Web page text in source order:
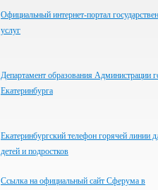
Официальный интернет-портал
услуг
Департамент образования Администрации
Екатеринбурга
Екатеринбургский телефон горячей линии
детей и подростков
Ссылка на официальный сайт Сферума в